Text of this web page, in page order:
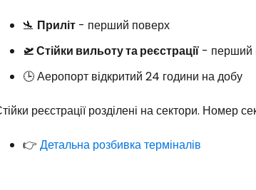
🛬 Приліт - перший поверх
🛫 Стійки вильоту та реєстрації - перший
🕒 Аеропорт відкритий 24 години на добу
реєстрації розділені на сектори. Номер
👉 Детальна розбивка терміналів